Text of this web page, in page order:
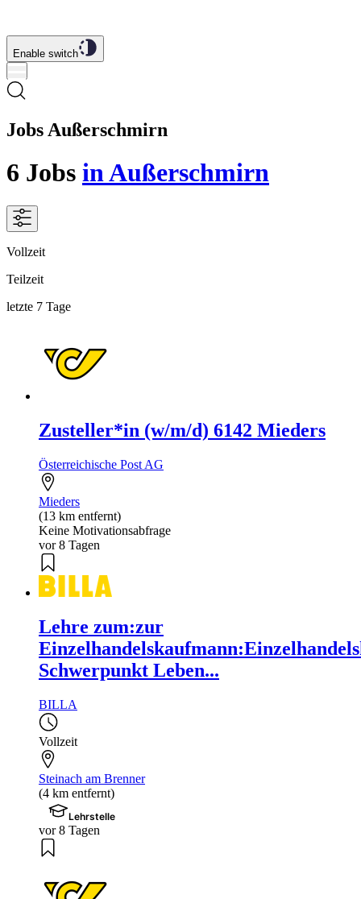
Enable switch
Jobs Außerschmirn
6 Jobs in Außerschmirn
Vollzeit
Teilzeit
letzte 7 Tage
Zusteller*in (w/m/d) 6142 Mieders
Österreichische Post AG
Mieders
(13 km entfernt)
Keine Motivationsabfrage
vor 8 Tagen
Lehre zum:zur
Schwerpunkt Leben...
BILLA
Vollzeit
Steinach am Brenner
(4 km entfernt)
Lehrstelle
vor 8 Tagen